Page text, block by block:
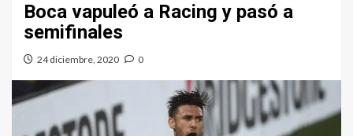
Boca vapuleó a Racing y pasó a
semifinales
24 diciembre, 2020 0